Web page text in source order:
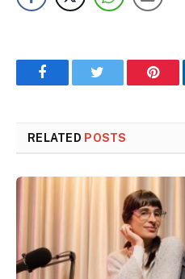
FacebookTwitter
RELATED POSTS